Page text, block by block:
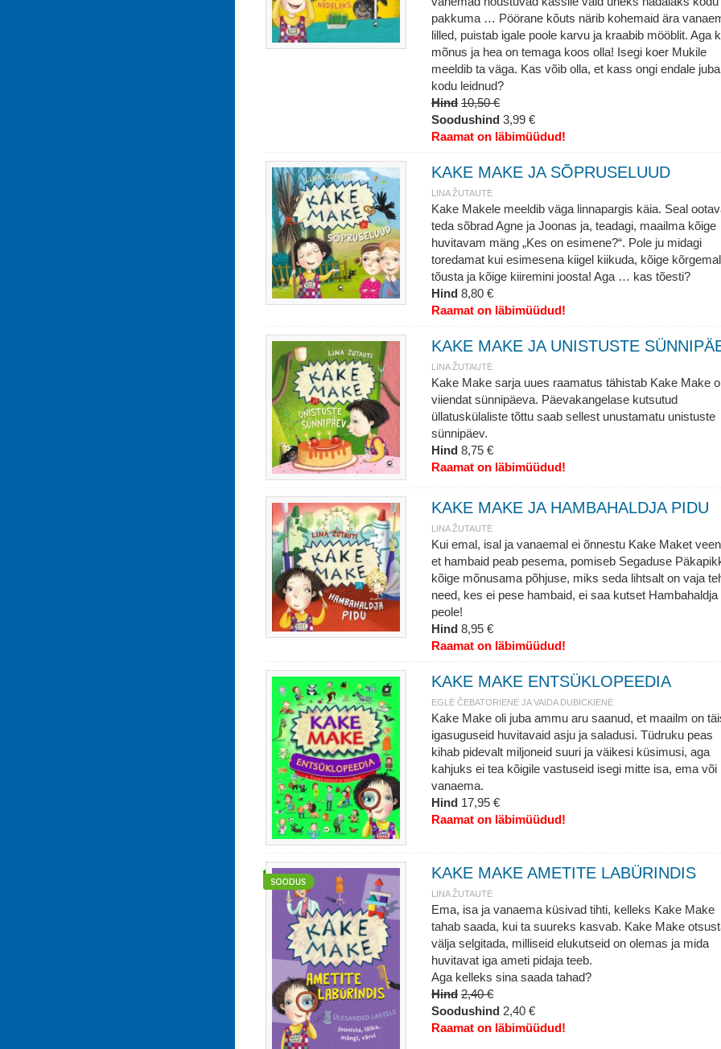
pakkuma … Pöörane kõuts närib kohemaid ära
lilled, puistab igale poole karvu ja kraabib mööblit. Aga
mõnus ja hea on temaga koos olla! Isegi koer Mukile
meeldib ta väga. Kas võib olla, et kass ongi endale juba
kodu leidnud?
Hind 10,50 €
Soodushind 3,99 €
Raamat on läbimüüdud!
KAKE MAKE JA SÕPRUSELUUD
LINA ŽUTAUTĖ
Kake Makele meeldib väga linnapargis käia. Seal
teda sõbrad Agne ja Joonas ja, teadagi, maailma kõige
huvitavam mäng „Kes on esimene?“. Pole ju midagi
toredamat kui esimesena kiigel kiikuda, kõige
tõusta ja kõige kiiremini joosta! Aga … kas tõesti?
Hind 8,80 €
Raamat on läbimüüdud!
KAKE MAKE JA UNISTUSTE
LINA ŽUTAUTĖ
Kake Make sarja uues raamatus tähistab Kake Make
viiendat sünnipäeva. Päevakangelase kutsutud
üllatuskülaliste tõttu saab sellest unustamatu unistuste
sünnipäev.
Hind 8,75 €
Raamat on läbimüüdud!
KAKE MAKE JA HAMBAHALDJA PIDU
LINA ŽUTAUTĖ
Kui emal, isal ja vanaemal ei õnnestu Kake Maket
et hambaid peab pesema, pomiseb Segaduse
kõige mõnusama põhjuse, miks seda lihtsalt on vaja
need, kes ei pese hambaid, ei saa kutset Hambahaldja
peole!
Hind 8,95 €
Raamat on läbimüüdud!
KAKE MAKE ENTSÜKLOPEEDIA
EGLĖ ČEBATORIENĖ JA VAIDA DUBICKIENĖ
Kake Make oli juba ammu aru saanud, et maailm on
igasuguseid huvitavaid asju ja saladusi. Tüdruku peas
kihab pidevalt miljoneid suuri ja väikesi küsimusi, aga
kahjuks ei tea kõigile vastuseid isegi mitte isa, ema või
vanaema.
Hind 17,95 €
Raamat on läbimüüdud!
KAKE MAKE AMETITE LABÜRINDIS
LINA ŽUTAUTĖ
Ema, isa ja vanaema küsivad tihti, kelleks Kake Make
tahab saada, kui ta suureks kasvab. Kake Make
välja selgitada, milliseid elukutseid on olemas ja mida
huvitavat iga ameti pidaja teeb.
Aga kelleks sina saada tahad?
Hind 2,40 €
Soodushind 2,40 €
Raamat on läbimüüdud!